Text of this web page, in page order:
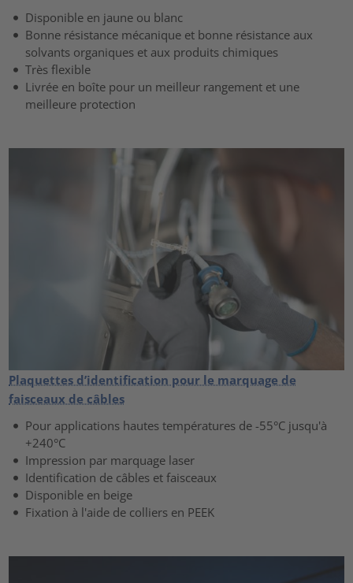
Disponible en jaune ou blanc
Bonne résistance mécanique et bonne résistance aux
solvants organiques et aux produits chimiques
Très flexible
Livrée en boîte pour un meilleur rangement et une
meilleure protection
Plaquettes d’identification pour le marquage de
faisceaux de câbles
Pour applications hautes températures de -55°C jusqu'à
+240°C
Impression par marquage laser
Identification de câbles et faisceaux
Disponible en beige
Fixation à l'aide de colliers en PEEK